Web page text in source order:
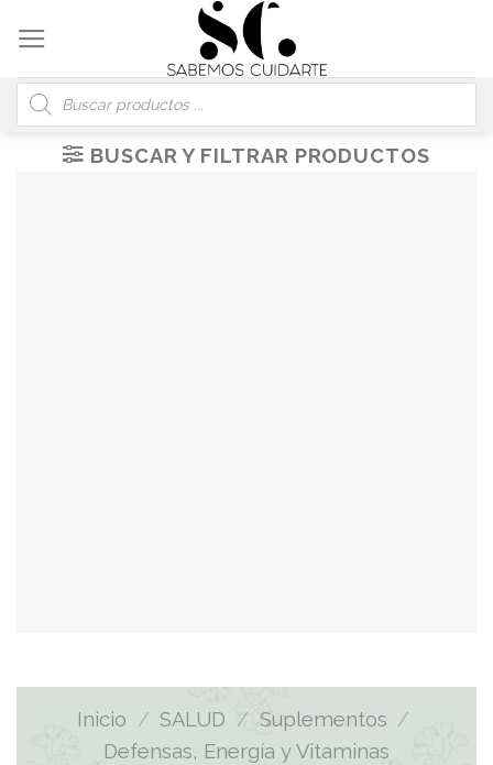
content
Búsqueda
de
productos
BUSCAR Y FILTRAR PRODUCTOS
Inicio / SALUD / Suplementos /
Defensas, Energía y Vitaminas